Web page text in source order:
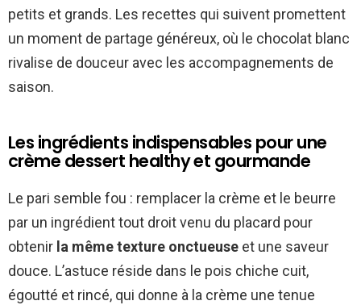
petits et grands. Les recettes qui suivent promettent
un moment de partage généreux, où le chocolat blanc
rivalise de douceur avec les accompagnements de
saison.
Les ingrédients indispensables pour une
crème dessert healthy et gourmande
Le pari semble fou : remplacer la crème et le beurre
par un ingrédient tout droit venu du placard pour
obtenir la même texture onctueuse et une saveur
douce. L’astuce réside dans le pois chiche cuit,
égoutté et rincé, qui donne à la crème une tenue